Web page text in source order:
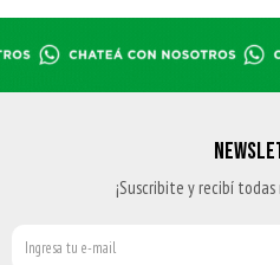
¡Suscribite y recibí